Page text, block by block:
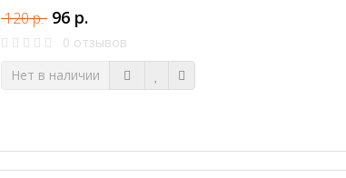
120 р. 96 р.
0 отзывов
Нет в наличии